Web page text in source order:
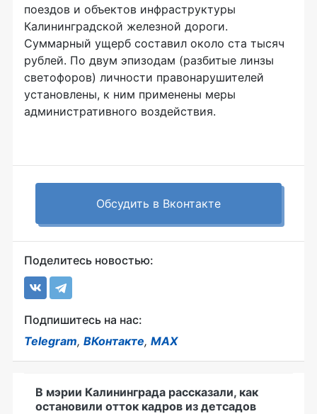
поездов и объектов инфраструктуры
Калининградской железной дороги.
Суммарный ущерб составил около ста тысяч
рублей. По двум эпизодам (разбитые линзы
светофоров) личности правонарушителей
установлены, к ним применены меры
административного воздействия.
Обсудить в Вконтакте
Поделитесь новостью:
Подпишитесь на нас:
Telegram, ВКонтакте, MAX
В мэрии Калининграда рассказали, как
остановили отток кадров из детсадов